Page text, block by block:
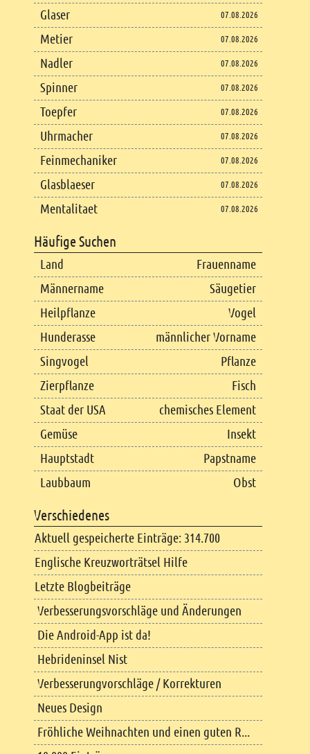
Glaser 07.08.2026
Metier 07.08.2026
Nadler 07.08.2026
Spinner 07.08.2026
Toepfer 07.08.2026
Uhrmacher 07.08.2026
Feinmechaniker 07.08.2026
Glasblaeser 07.08.2026
Mentalitaet 07.08.2026
Häufige Suchen
Land
Frauenname
Männername
Säugetier
Heilpflanze
Vogel
Hunderasse
männlicher Vorname
Singvogel
Pflanze
Zierpflanze
Fisch
Staat der USA
chemisches Element
Gemüse
Insekt
Hauptstadt
Papstname
Laubbaum
Obst
Verschiedenes
Aktuell gespeicherte Einträge: 314.700
Englische Kreuzworträtsel Hilfe
Letzte Blogbeiträge
Verbesserungsvorschläge und Änderungen
Die Android-App ist da!
Hebrideninsel Nist
Verbesserungvorschläge / Korrekturen
Neues Design
Fröhliche Weihnachten und einen guten R...